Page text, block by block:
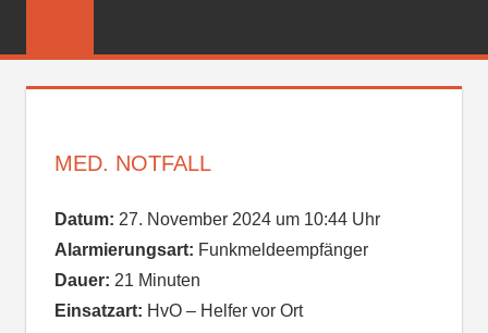
FEUERWEHR
MED. NOTFALL
Datum: 27. November 2024 um 10:44 Uhr
Alarmierungsart: Funkmeldeempfänger
Dauer: 21 Minuten
Einsatzart: HvO – Helfer vor Ort